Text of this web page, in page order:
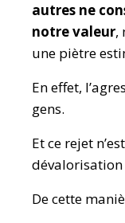
autres ne
notre valeur,
une piètre
En effet,
gens.
Et ce rejet
dévalorisation
De cette